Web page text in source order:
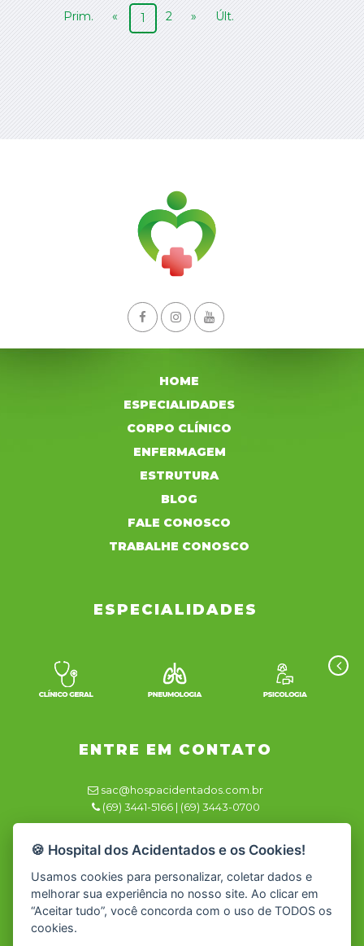
Prim. « 1 2 » Últ.
HOME
ESPECIALIDADES
CORPO CLÍNICO
ENFERMAGEM
ESTRUTURA
BLOG
FALE CONOSCO
TRABALHE CONOSCO
ESPECIALIDADES
ENTRE EM CONTATO
sac@hospacidentados.com.br
(69) 3441-5166 | (69) 3443-0700
Dra. Renata Azevedo CRM/RO 2981
Rua Luther King, 2399 - Jardim Clodoaldo - Cacoal – RO
🍪 Hospital dos Acidentados e os Cookies!
Usamos cookies para personalizar, coletar dados e
melhorar sua experiência no nosso site. Ao clicar em
“Aceitar tudo”, você concorda com o uso de TODOS os
cookies.